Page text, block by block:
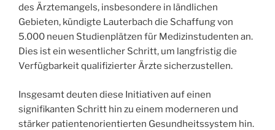
des Ärztemangels, insbesondere in ländlichen
Gebieten, kündigte Lauterbach die Schaffung von
5.000 neuen Studienplätzen für Medizinstudenten an.
Dies ist ein wesentlicher Schritt, um langfristig die
Verfügbarkeit qualifizierter Ärzte sicherzustellen.
Insgesamt deuten diese Initiativen auf einen
signifikanten Schritt hin zu einem moderneren und
stärker patientenorientierten Gesundheitssystem hin.